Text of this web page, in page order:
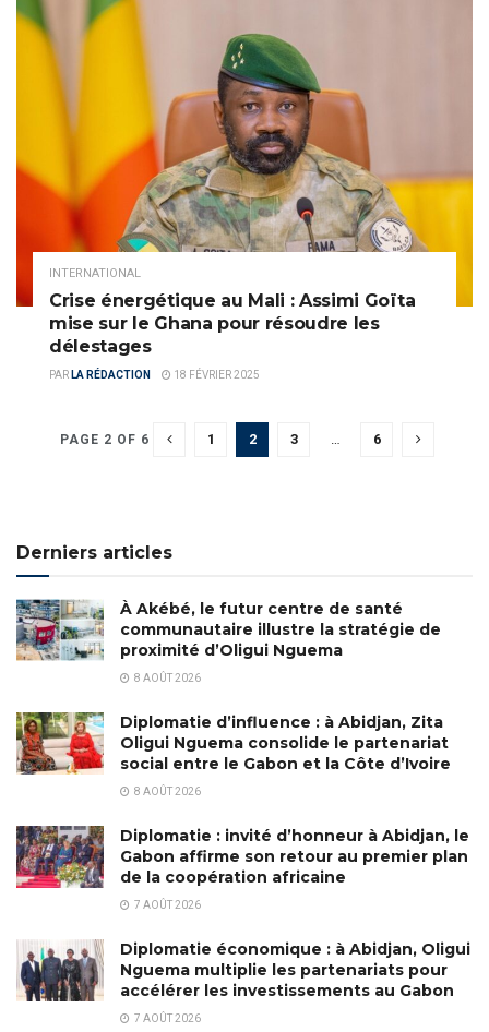
INTERNATIONAL
Crise énergétique au Mali : Assimi Goïta
mise sur le Ghana pour résoudre les
délestages
PAR LA RÉDACTION 18 FÉVRIER 2025
PAGE 2 OF 6 1 2 3 6
Derniers articles
À Akébé, le futur centre de santé
communautaire illustre la stratégie de
proximité d’Oligui Nguema
8 AOÛT 2026
Diplomatie d’influence : à Abidjan, Zita
Oligui Nguema consolide le partenariat
social entre le Gabon et la Côte d’Ivoire
8 AOÛT 2026
Diplomatie : invité d’honneur à Abidjan, le
Gabon affirme son retour au premier plan
de la coopération africaine
7 AOÛT 2026
Diplomatie économique : à Abidjan, Oligui
Nguema multiplie les partenariats pour
accélérer les investissements au Gabon
7 AOÛT 2026